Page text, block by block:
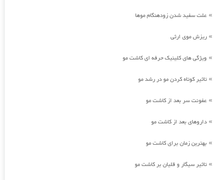
» علت سفید شدن زودهنگام موها
» ریزش موی ارثی
» ویژگی های کلینیک حرفه ای کاشت مو
» تاثیر کوتاه کردن مو در رشد مو
» عفونت سر بعد از کاشت مو
» داروهای بعد از کاشت مو
» بهترین زمان برای کاشت مو
» تاثیر سیگار و قلیان بر کاشت مو